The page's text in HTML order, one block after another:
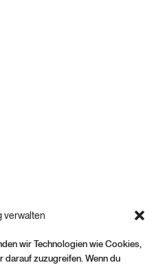
verwalten
wir Technologien wie Cookies,
zuzugreifen. Wenn du